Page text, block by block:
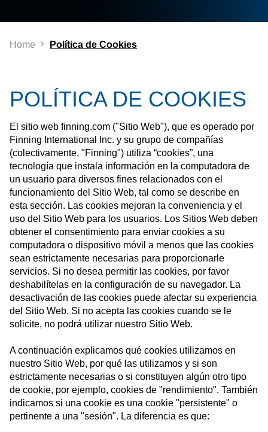
Home Política de Cookies
POLÍTICA DE COOKIES
El sitio web finning.com ("Sitio Web"), que es operado por
Finning International Inc. y su grupo de compañías
(colectivamente, "Finning") utiliza “cookies”, una
tecnología que instala información en la computadora de
un usuario para diversos fines relacionados con el
funcionamiento del Sitio Web, tal como se describe en
esta sección. Las cookies mejoran la conveniencia y el
uso del Sitio Web para los usuarios. Los Sitios Web deben
obtener el consentimiento para enviar cookies a su
computadora o dispositivo móvil a menos que las cookies
sean estrictamente necesarias para proporcionarle
servicios. Si no desea permitir las cookies, por favor
deshabilítelas en la configuración de su navegador. La
desactivación de las cookies puede afectar su experiencia
del Sitio Web. Si no acepta las cookies cuando se le
solicite, no podrá utilizar nuestro Sitio Web.
A continuación explicamos qué cookies utilizamos en
nuestro Sitio Web, por qué las utilizamos y si son
estrictamente necesarias o si constituyen algún otro tipo
de cookie, por ejemplo, cookies de "rendimiento". También
indicamos si una cookie es una cookie "persistente" o
pertinente a una "sesión". La diferencia es que: